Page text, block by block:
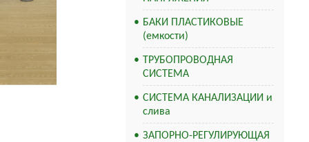
БАКИ ПЛАСТИКОВЫЕ
(емкости)
ТРУБОПРОВОДНАЯ
СИСТЕМА
СИСТЕМА КАНАЛИЗАЦИИ и
слива
ЗАПОРНО-РЕГУЛИРУЮЩАЯ